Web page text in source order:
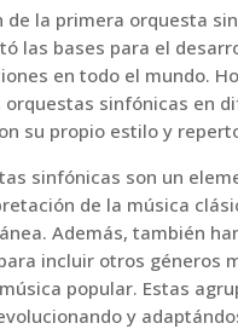
de la primera orquesta
las bases para el
en todo el mundo.
orquestas sinfónicas en
su propio estilo y
sinfónicas son un
de la música
Además, también
incluir otros géneros
popular. Estas
y